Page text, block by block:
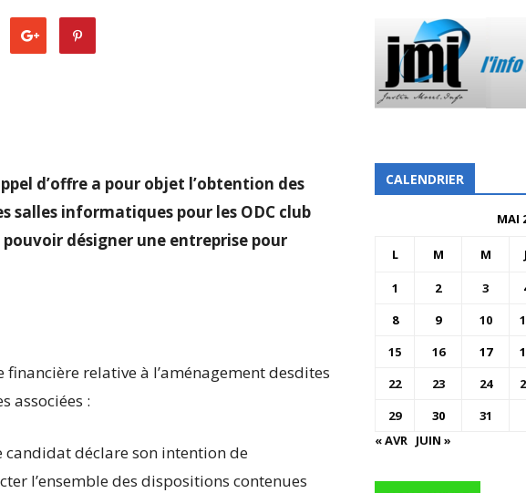
d’offre a pour objet l’obtention des
salles informatiques pour les ODC club
désigner une entreprise pour
relative à l’aménagement desdites
associées :
déclare son intention de
l’ensemble des dispositions contenues
CALENDRIER
MAI
L M M J
1 2 3
8
9 10
15
16 17
22
23 24
29
30
31
« AVR JUIN »